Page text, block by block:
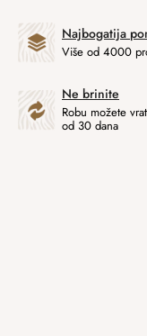
Najbogatija
Više od 4000
Ne brinite
Robu možete
od 30 dana